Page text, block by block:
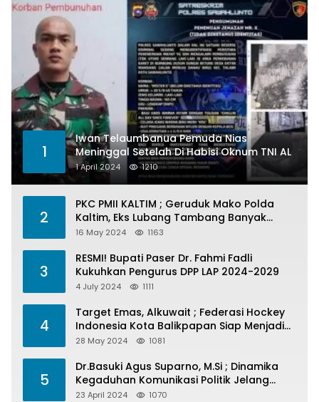
1
Iwan Telaumbanua Pemuda Nias
Meninggal Setelah Di Habisi Oknum TNI AL
1 April 2024 1210
2
PKC PMII KALTIM ; Geruduk Mako Polda
Kaltim, Eks Lubang Tambang Banyak
Menelan Korban
16 May 2024 1163
3
RESMI! Bupati Paser Dr. Fahmi Fadli
Kukuhkan Pengurus DPP LAP 2024-2029
4 July 2024 1111
4
Target Emas, Alkuwait ; Federasi Hockey
Indonesia Kota Balikpapan Siap Menjadi
Barometer Prestasi Di Kaltim
28 May 2024 1081
5
Dr.Basuki Agus Suparno, M.Si ; Dinamika
Kegaduhan Komunikasi Politik Jelang
Pesta Politik 2024
23 April 2024 1070